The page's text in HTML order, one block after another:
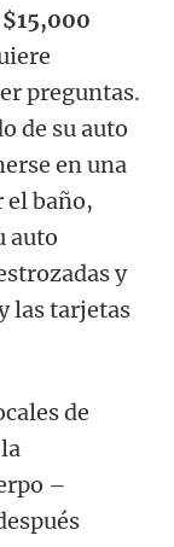
preguntas.
de su auto
en una
el baño,
auto
y
las tarjetas
de
–